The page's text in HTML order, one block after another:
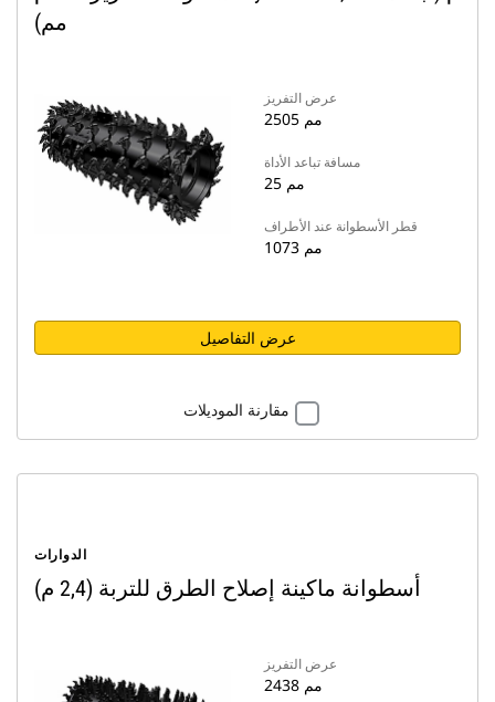
مم)
عرض التفريز
2505 مم
مسافة تباعد الأداة
25 مم
قطر الأسطوانة عند الأطراف
1073 مم
عرض التفاصيل
مقارنة الموديلات
الدوارات
أسطوانة ماكينة إصلاح الطرق للتربة (2,4 م)
عرض التفريز
2438 مم